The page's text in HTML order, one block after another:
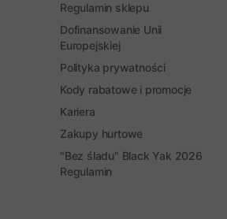
Regulamin sklepu
Dofinansowanie Unii
Europejskiej
Polityka prywatności
Kody rabatowe i promocje
Kariera
Zakupy hurtowe
"Bez śladu" Black Yak 2026
Regulamin